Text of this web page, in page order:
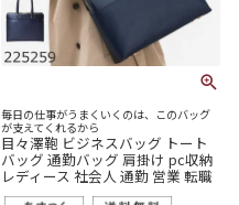
毎日の仕事がうまくいくのは、このバッグ
が支えてくれるから
目々澤鞄 ビジネスバッグ トート
バッグ 通勤バッグ 肩掛け pc収納
レディース 社会人 通勤 営業 転職